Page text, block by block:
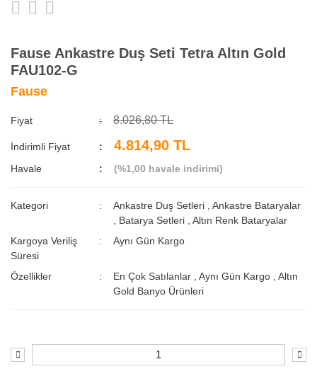
Fause Ankastre Duş Seti Tetra Altın Gold
FAU102-G
Fause
Fiyat 8.026,80 TL
İndirimli Fiyat 4.814,90 TL
Havale (%1,00 havale indirimi)
Kategori Ankastre Duş Setleri ,Ankastre Bataryalar
Batarya Setleri ,Altın Renk Bataryalar
Kargoya Veriliş
Süresi
Aynı Gün Kargo
Özellikler En Çok Satılanlar ,Aynı Gün Kargo ,Altın
Gold Banyo Ürünleri